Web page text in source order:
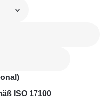
ISO 17100